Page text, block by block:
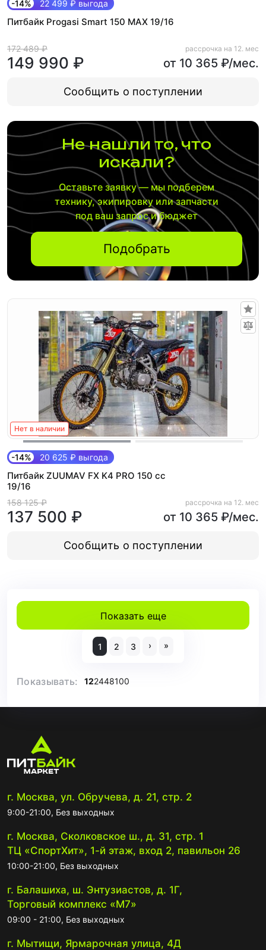
-14% 22 499 ₽ выгода
Питбайк Progasi Smart 150 MAX 19/16
172 489 ₽
149 990 ₽
рассрочка на 12. мес
от 10 365 ₽/мес.
Сообщить о поступлении
Не нашли то, что
искали?
Оставьте заявку — мы подберем
технику, экипировку или запчасти
под ваш запрос и бюджет
Подобрать
Нет в наличии
-14% 20 625 ₽ выгода
Питбайк ZUUMAV FX K4 PRO 150 cc
19/16
158 125 ₽
137 500 ₽
рассрочка на 12. мес
от 10 365 ₽/мес.
Сообщить о поступлении
Показать еще
1 2 3 › »
Показывать: 122448100
г. Москва, ул. Обручева, д. 21, стр. 2
9:00-21:00, Без выходных
г. Москва, Сколковское ш., д. 31, стр. 1
ТЦ «СпортХит», 1-й этаж, вход 2, павильон 26
10:00-21:00, Без выходных
г. Балашиха, ш. Энтузиастов, д. 1Г,
Торговый комплекс «М7»
09:00 - 21:00, Без выходных
г. Мытищи, Ярмарочная улица, 4Д